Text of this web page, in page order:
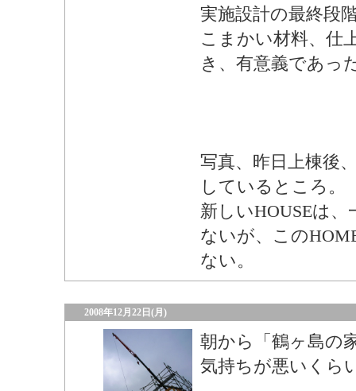
実施設計の最終段
こまかい材料、仕
き、有意義であっ
写真、昨日上棟後
しているところ。
新しいHOUSEは
ないが、この
ない。
2008年12月22日(月)
朝から「鶴ヶ島の
気持ちが悪いくら